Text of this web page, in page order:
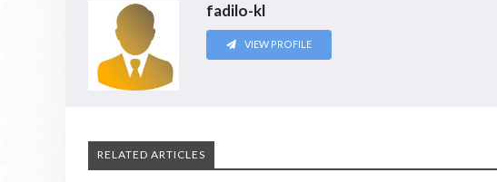
fadilo-kl
VIEW PROFILE
RELATED ARTICLES